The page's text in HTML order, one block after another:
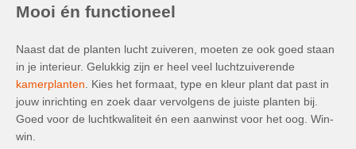
Mooi én functioneel
Naast dat de planten lucht zuiveren, moeten ze ook goed staan
in je interieur. Gelukkig zijn er heel veel luchtzuiverende
kamerplanten . Kies het formaat, type en kleur plant dat past in
jouw inrichting en zoek daar vervolgens de juiste planten bij.
Goed voor de luchtkwaliteit én een aanwinst voor het oog. Win-
win.